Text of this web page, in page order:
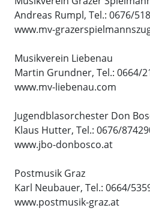
Andreas Rumpl, Tel.: 0676/
www.mv-
Musikverein Liebenau
Martin Grundner, Tel.: 0664/
www.mv-liebenau.com
Jugendblasorchester Don
Klaus Hutter, Tel.: 0676/
www.jbo-donbosco.at
Postmusik Graz
Karl Neubauer, Tel.: 0664/
www.postmusik-graz.at